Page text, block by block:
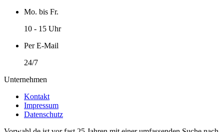
Mo. bis Fr.
10 - 15 Uhr
Per E-Mail
24/7
Unternehmen
Kontakt
Impressum
Datenschutz